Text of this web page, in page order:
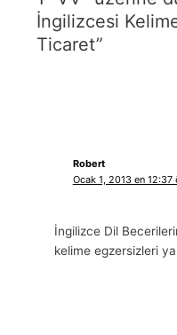
İngilizcesi
Ticaret”
Robert
Ocak 1, 2013 en
İngilizce Dil
kelime egzersizleri